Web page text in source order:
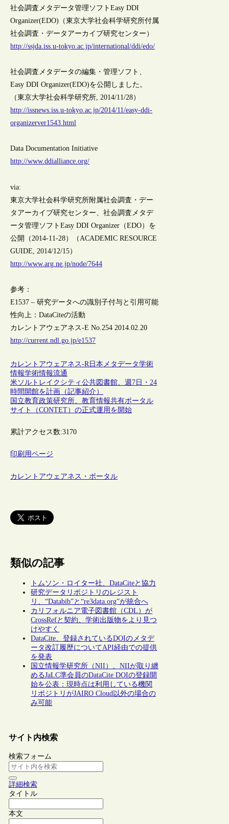
社会調査メタデータ管理ソフトEasy DDI
Organizer(EDO)（東京大学社会科学研究所付属
社会調査・データアーカイブ研究センター）
http://ssjda.iss.u-tokyo.ac.jp/international/ddi/edo/
社会調査メタデータの編集・管理ソフト、
Easy DDI Organizer(EDO)を公開しました。
（東京大学社会科学研究所, 2014/11/28）
http://issnews.iss.u-tokyo.ac.jp/2014/11/easy-ddi-
organizerver1543.html
Data Documentation Initiative
http://www.ddialliance.org/
via:
東京大学社会科学研究所附属社会調査・デー
タアーカイブ研究センター、社会調査メタデ
ータ管理ソフトEasy DDI Organizer（EDO）を
公開（2014-11-28）（ACADEMIC RESOURCE
GUIDE, 2014/12/15）
http://www.arg.ne.jp/node/7644
参考：
E1537 – 研究データへの識別子付与と引用可能
性向上：DataCiteの活動
カレントアウェアネス-E No.254 2014.02.20
http://current.ndl.go.jp/e1537
カレントアウェアネス-R日本 メタデータ学術
情報学術情報流通
米ソルトレイクシティ公共図書館、週7日・24
時間開館を計画（記事紹介）
国立教育政策研究所、教育情報共有ポータル
サイト（CONTET）の正式運用を開始
累計アクセス数:3170
印刷用ページ
カレントアウェアネス・ポータル
類似の記事
トムソン・ロイター社、DataCiteと協力
研究データリポジトリのレジスト
リ、“Databib”と“re3data.org”が統合へ
カリフォルニア電子図書館（CDL）が
CrossRefと契約、学術出版物をより見つ
けやすく
DataCite、登録されているDOIのメタデ
ータ改訂履歴についてAPI経由での提供
を発表
国立情報学研究所（NII）、NIIが取り纏
めるJaLC準会員のDataCite DOIの登録開
始を公表：現時点は利用している機関
リポジトリがJAIRO Cloud以外の場合の
み可能
サイト内検索
検索フォーム
詳細検索
タイトル
本文